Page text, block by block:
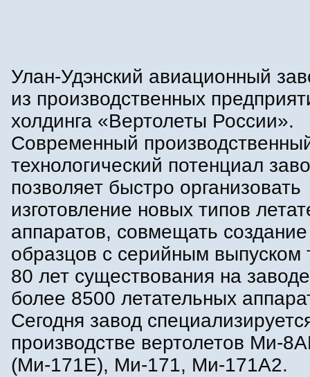
Улан-Удэнский авиационный
из производственных
холдинга «Вертолеты России».
Современный
технологический потенциал
позволяет быстро организовать
изготовление новых типов
аппаратов, совмещать
образцов с серийным выпуском
80 лет существования на
более 8500 летательных
Сегодня завод
производстве вертолетов Ми-
(Ми-171Е), Ми-171, Ми-171А2.